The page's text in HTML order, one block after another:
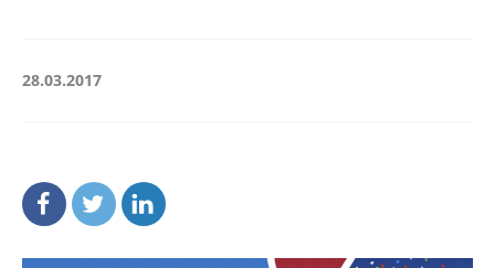
28.03.2017